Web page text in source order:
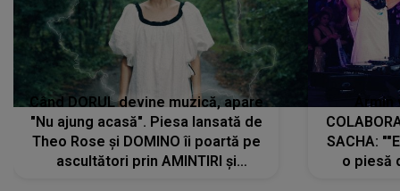
Când DORUL devine muzică, apare
"Nu ajung acasă". Piesa lansată de
Theo Rose și DOMINO îi poartă pe
ascultători prin AMINTIRI și
SACHA:
o piesă